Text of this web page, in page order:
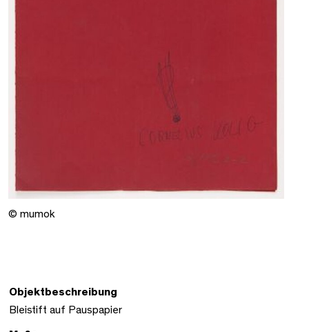
© mumok
Objektbeschreibung
Bleistift auf Pauspapier